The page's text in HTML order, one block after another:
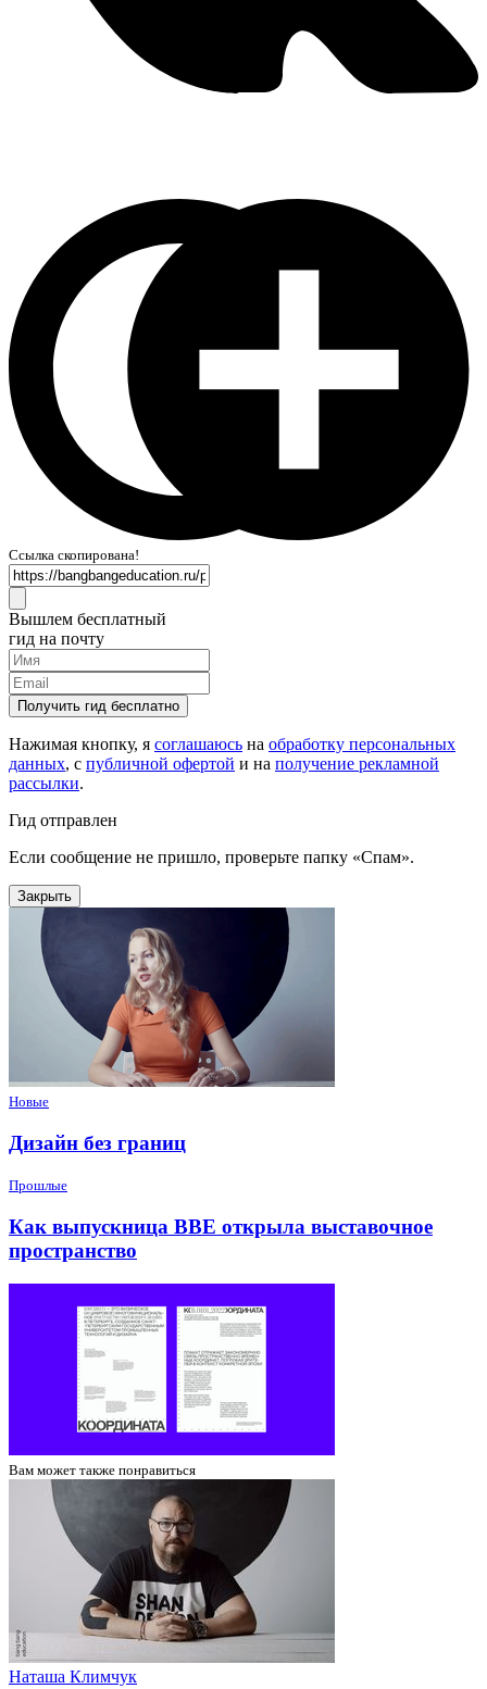
Ссылка скопирована!
Вышлем бесплатный
гид на почту
Получить гид бесплатно
Нажимая кнопку, я соглашаюсь на обработку персональных
данных, с публичной офертой и на получение рекламной
рассылки.
Гид отправлен
Если сообщение не пришло, проверьте папку «Спам».
Закрыть
Новые
Дизайн без границ
Прошлые
Как выпускница BBE открыла выставочное
пространство
Вам может также понравиться
Наташа Климчук